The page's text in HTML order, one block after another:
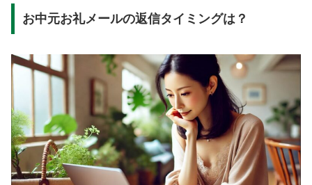
お中元お礼メールの返信タイミングは？